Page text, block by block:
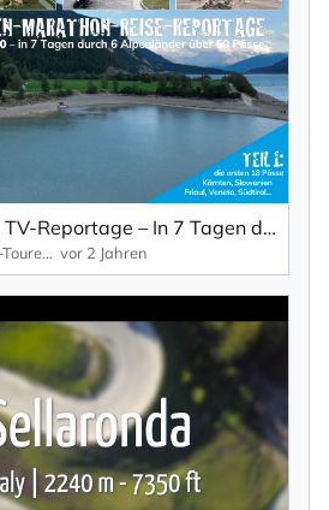
Alpen-Marathon | TV-Reportage – In 7 Tagen durch 6 Länder über 50 Pässe (Teil 1)
Alpenpässe-Motorrad-Touren: Alpen-Marathon, die TV-Reportagen vor 2 Jahren
ABONNIEREN ×
des Newsletters ein,
dem Link im Newsletter
kann.